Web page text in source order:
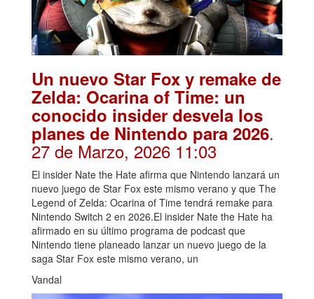
Un nuevo Star Fox y remake de
Zelda: Ocarina of Time: un
conocido insider desvela los
planes de Nintendo para 2026.
27 de Marzo, 2026 11:03
El insider Nate the Hate afirma que Nintendo lanzará un
nuevo juego de Star Fox este mismo verano y que The
Legend of Zelda: Ocarina of Time tendrá remake para
Nintendo Switch 2 en 2026.El insider Nate the Hate ha
afirmado en su último programa de podcast que
Nintendo tiene planeado lanzar un nuevo juego de la
saga Star Fox este mismo verano, un
Vandal